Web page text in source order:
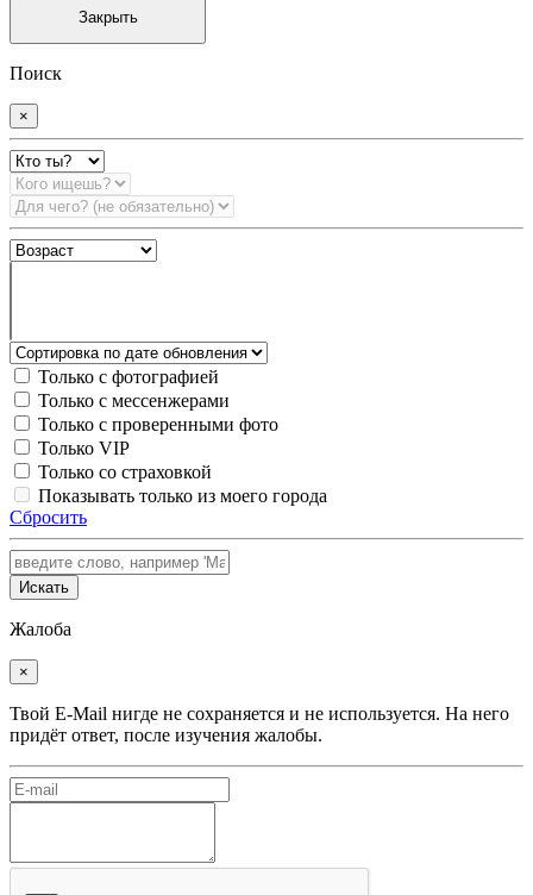
Закрыть
Поиск
×
Только с фотографией
Только с мессенжерами
Только с проверенными фото
Только VIP
Только со страховкой
Показывать только из моего города
Сбросить
Искать
Жалоба
×
Твой E-Mail нигде не сохраняется и не используется. На него
придёт ответ, после изучения жалобы.